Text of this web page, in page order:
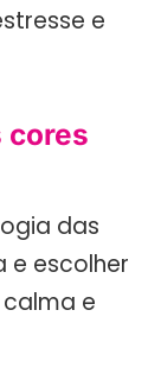
e
cores
das
e escolher
e